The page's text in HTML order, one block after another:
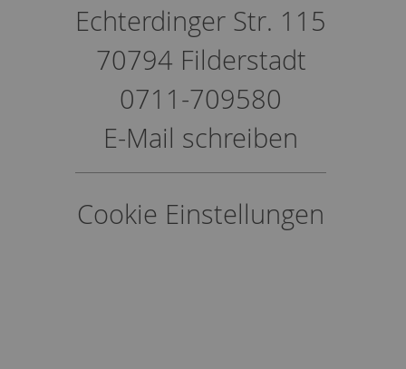
Echterdinger Str. 115
70794 Filderstadt
0711-709580
E-Mail schreiben
Cookie Einstellungen